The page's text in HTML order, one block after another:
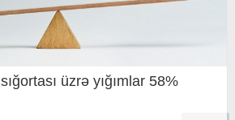
üzrə yığımlar 58%